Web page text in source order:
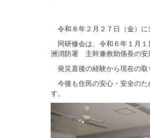
令和８年２月２７日（金）に
同研修会は、令和６年１月
洲消防署 主幹兼救助係長の安
発災直後の経験から現在の取
今後も住民の安心・安全のた
す。